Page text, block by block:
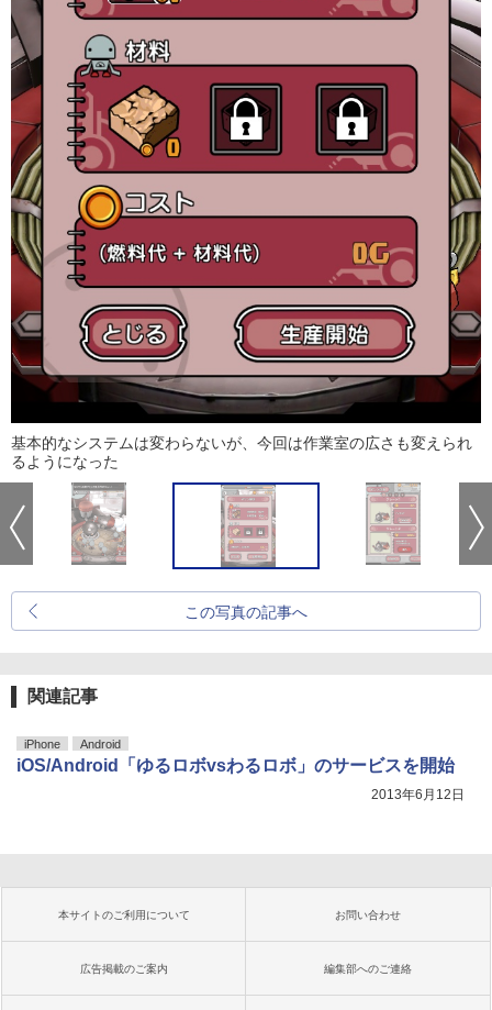
基本的なシステムは変わらないが、今回は作業室の広さも変えられ
るようになった
この写真の記事へ
関連記事
iPhone Android
iOS/Android「ゆるロボvsわるロボ」のサービスを開始
2013年6月12日
本サイトのご利用について お問い合わせ
広告掲載のご案内 編集部へのご連絡